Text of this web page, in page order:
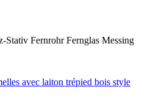
avec laiton trépied bois style